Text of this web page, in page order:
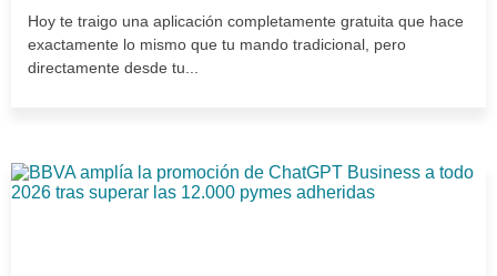
Hoy te traigo una aplicación completamente gratuita que hace
exactamente lo mismo que tu mando tradicional, pero
directamente desde tu...